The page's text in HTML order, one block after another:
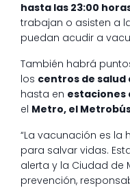
hasta las 23:00
trabajan o asisten a
puedan acudir a
También habrá
los centros de salud
hasta en estaciones
el Metro, el
“La vacunación es
para salvar vidas.
alerta y la Ciudad de
prevención,